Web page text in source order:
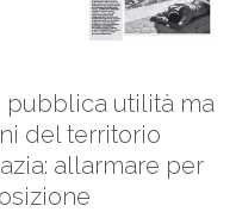
pubblica utilità ma
del territorio
allarmare per